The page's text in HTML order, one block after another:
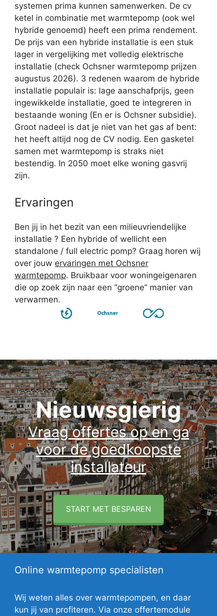
systemen prima kunnen samenwerken. De cv
ketel in combinatie met warmtepomp (ook wel
hybride genoemd) heeft een prima rendement.
De prijs van een hybride installatie is een stuk
lager in vergelijking met volledig elektrische
installatie (check Ochsner warmtepomp prijzen
augustus 2026). 3 redenen waarom de hybride
installatie populair is: lage aanschafprijs, geen
ingewikkelde installatie, goed te integreren in
bestaande woning (En er is Ochsner subsidie).
Groot nadeel is dat je niet van het gas af bent:
het heeft altijd nog de CV nodig. Een gasketel
samen met warmtepomp is straks niet
bestendig. In 2050 moet elke woning gasvrij
zijn.
Ervaringen
Ben jij in het bezit van een milieuvriendelijke
installatie ? Een hybride of wellicht een
standalone / full electric pomp? Graag horen wij
over jouw ervaringen met Ochsner
warmtepomp. Bruikbaar voor woningeigenaren
die op zoek zijn naar een “groene” manier van
verwarmen.
Nieuwsgierig
Vraag offertes op en ga
voor de goedkoopste
installateur
START MET BESPAREN
Online warmtepomp specialisten
Wij weten alles over warmtepompen, en daar
kun jij van profiteren. Via onze offertemodule